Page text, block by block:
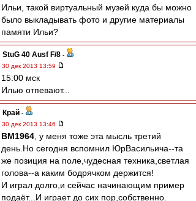
Ильи, такой виртуальный музей куда бы можно
было выкладывать фото и другие материалы
памяти Ильи?
StuG 40 Ausf F/8 -
30 дек 2013 13:59
15:00 мск
Илью отпевают...
Край -
30 дек 2013 13:46
BM1964 , у меня тоже эта мысль третий
день.Но сегодня вспомнил ЮрВасильича--та
же позиция на поле,чудесная техника,светлая
голова--а каким бодрячком держится!
И играл долго,и сейчас начинающим пример
подаёт...И играет до сих пор,собственно.